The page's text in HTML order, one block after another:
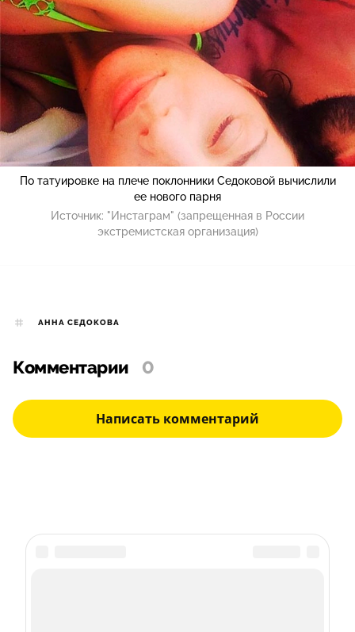
По татуировке на плече поклонники Седоковой вычислили
ее нового парня
Источник: "Инстаграм" (запрещенная в России
экстремистская организация)
АННА СЕДОКОВА
Комментарии 0
Написать комментарий